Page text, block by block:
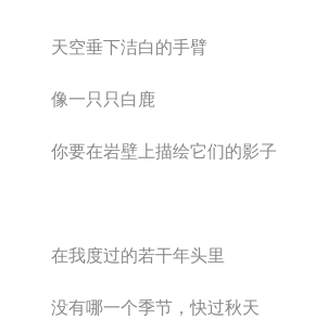
天空垂下洁白的手臂
像一只只白鹿
你要在岩壁上描绘它们的影子
在我度过的若干年头里
没有哪一个季节，快过秋天